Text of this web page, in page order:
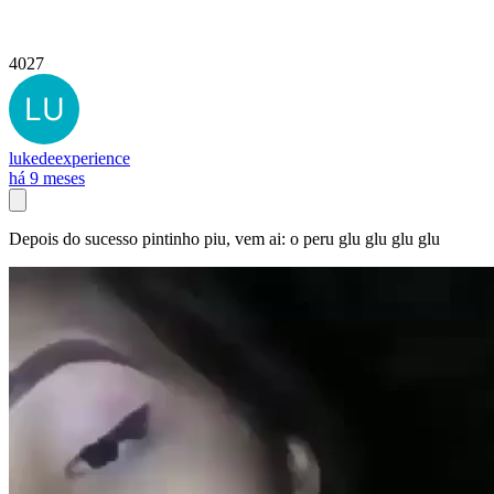
4027
lukedeexperience
há 9 meses
Depois do sucesso pintinho piu, vem ai: o peru glu glu glu glu